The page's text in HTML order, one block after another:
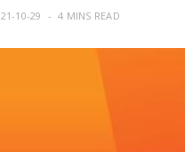
10-29 4 MINS READ